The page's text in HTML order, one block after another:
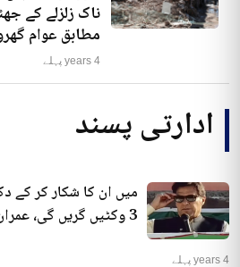
ناک زلزلے کے
مطابق عوام
4 years پہلے
ادارتی پسند
میں ان کا شکار کر کے
3 وکٹیں گریں گی، عمران خان
4 years پہلے